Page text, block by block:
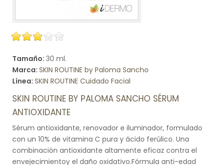
Tamaño: 30 ml.
Marca: SKIN ROUTINE by Paloma Sancho
Línea: SKIN ROUTINE Cuidado Facial
SKIN ROUTINE BY PALOMA SANCHO SÉRUM
ANTIOXIDANTE
Sérum antioxidante, renovador e iluminador, formulado
con un 10% de vitamina C pura y ácido ferúlico. Una
combinación antioxidante altamente eficaz contra el
envejecimientoy el daño oxidativo.Fórmula anti-edad